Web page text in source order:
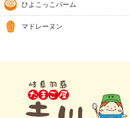
ひよこっこバーム
マドレーヌン